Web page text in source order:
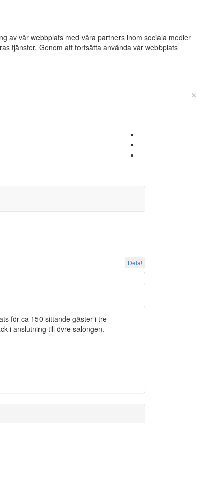
av vår webbplats med våra partners inom sociala medier
tjänster. Genom att fortsätta använda vår webbplats
×
Dela!
för ca 150 sittande gäster i tre
i anslutning till övre salongen.